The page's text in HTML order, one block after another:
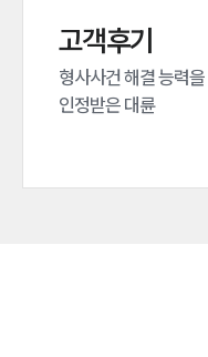
고객후기
형사사건 해결 능력을
인정받은 대륜